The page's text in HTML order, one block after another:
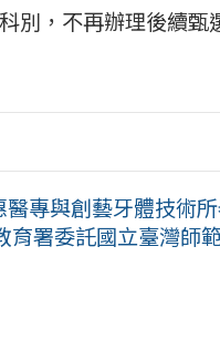
別，不再辦理後續甄
醫專與創藝牙體技術
育署委託國立臺灣師